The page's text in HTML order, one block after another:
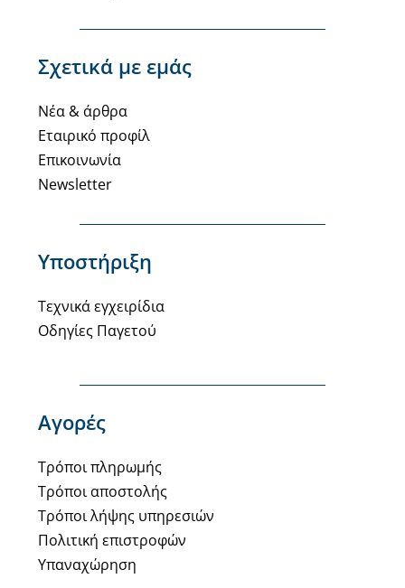
Σχετικά με εμάς
Νέα & άρθρα
Εταιρικό προφίλ
Επικοινωνία
Newsletter
Υποστήριξη
Τεχνικά εγχειρίδια
Οδηγίες Παγετού
Αγορές
Τρόποι πληρωμής
Τρόποι αποστολής
Τρόποι λήψης υπηρεσιών
Πολιτική επιστροφών
Υπαναχώρηση